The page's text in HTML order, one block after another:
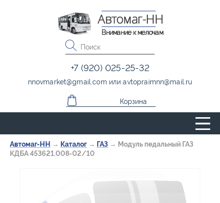
Автомаг-НН → Каталог → ГАЗ → Модуль педальный ГАЗ
КДБА 453621.008-02/10
Автомаг-НН
Внимание к мелочам
+7 (920) 025-25-32
nnovmarket@gmail.com илиavtopraimnn@mail.ru
Корзина